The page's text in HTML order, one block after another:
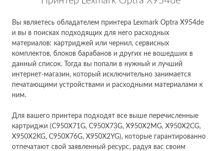
Вы являетесь обладателем принтера Lexmark Optra X954de
и вы в поисках подходящих для него расходных
материалов: картриджей или чернил, сервисных
комплектов, блоков барабанов и других не вошедших в
данный список. Тогда вы попали в нужный и лучший
интернет-магазин, который исключительно занимается
печатающими устройствами и расходными материалами к
ним.
Для вашего принтера подходят все выше перечисленные
картриджи (C950X71G, C950X73G, X950X2MG, X950X2CG,
X950X2KG, C950X76G, X950X2YG), которые гарантированно
отпечатают свой заявленный ресурс, радуя вас своим